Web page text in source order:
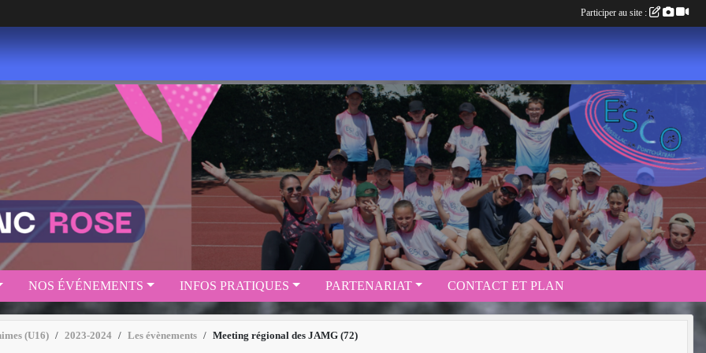
NOS ÉVÉNEMENTS INFOS PRATIQUES PARTENARIAT CONTACT ET PLAN
(U16) 2023-2024 Les évènements Meeting régional des JAMG (72)
Participer au site :